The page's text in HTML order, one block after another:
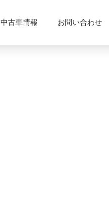
中古車情報 お問い合わせ